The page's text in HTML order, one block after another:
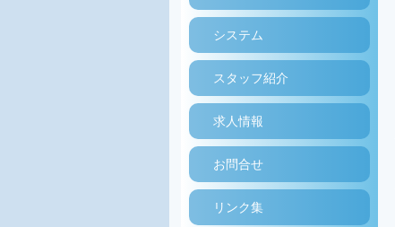
システム
スタッフ紹介
求人情報
お問合せ
リンク集